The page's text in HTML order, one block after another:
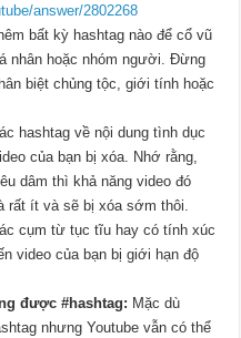
answer/2802268
bất kỳ hashtag nào để cổ vũ
nhân hoặc nhóm người. Đừng
biệt chủng tộc, giới tính hoặc
hashtag về nội dung tình dục
của bạn bị xóa. Nhớ rằng,
dâm thì khả năng video đó
rất ít và sẽ bị xóa sớm thôi.
cụm từ tục tĩu hay có tính xúc
video của bạn bị giới hạn độ
được #hashtag: Mặc dù
nhưng Youtube vẫn có thể